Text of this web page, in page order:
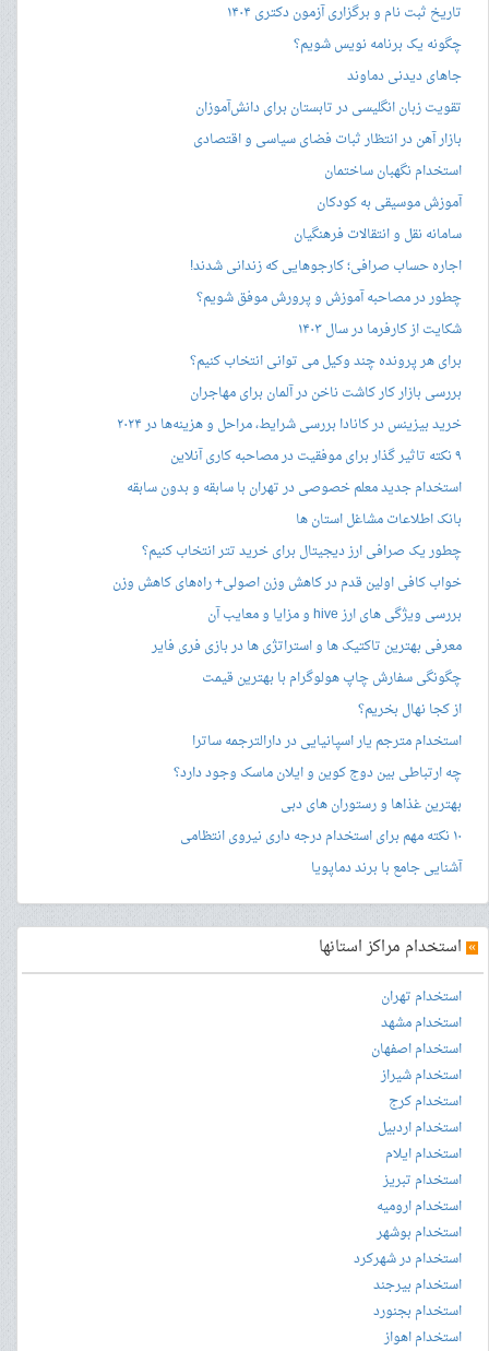
تاریخ ثبت نام و برگزاری آزمون دکتری ۱۴۰۴
چگونه یک برنامه نویس شویم؟
جاهای دیدنی دماوند
تقویت زبان انگلیسی در تابستان برای دانش‌آموزان
بازار آهن در انتظار ثبات فضای سیاسی و اقتصادی
استخدام نگهبان ساختمان
آموزش موسیقی به کودکان
سامانه نقل و انتقالات فرهنگیان
اجاره حساب صرافی؛ کارجوهایی که زندانی شدند!
چطور در مصاحبه‌ آموزش و پرورش موفق شویم؟
شکایت از کارفرما در سال ۱۴۰۳
برای هر پرونده چند وکیل می توانی انتخاب کنیم؟
بررسی بازار کار کاشت ناخن در آلمان برای مهاجران
خرید بیزینس در کانادا بررسی شرایط، مراحل و هزینه‌ها در ۲۰۲۴
۹ نکته تاثیر گذار برای موفقیت در مصاحبه کاری آنلاین
استخدام جدید معلم خصوصی در تهران با سابقه و بدون سابقه
بانک اطلاعات مشاغل استان ها
چطور یک صرافی ارز دیجیتال برای خرید تتر انتخاب کنیم؟
خواب کافی اولین قدم در کاهش وزن اصولی+ راه‌های کاهش وزن
بررسی ویژگی های ارز hive و مزایا و معایب آن
معرفی بهترین تاکتیک ها و استراتژی ها در بازی فری فایر
چگونگی سفارش چاپ هولوگرام با بهترین قیمت
از کجا نهال بخریم؟
استخدام مترجم یار اسپانیایی در دارالترجمه ساترا
چه ارتباطی بین دوج کوین و ایلان ماسک وجود دارد؟
بهترین غذاها و رستوران های دبی
۱۰ نکته مهم برای استخدام درجه داری نیروی انتظامی
آشنایی جامع با برند دماپویا
» استخدام مراکز استانها
استخدام تهران
استخدام مشهد
استخدام اصفهان
استخدام شیراز
استخدام کرج
استخدام اردبیل
استخدام ایلام
استخدام تبریز
استخدام ارومیه
استخدام بوشهر
استخدام در شهرکرد
استخدام بیرجند
استخدام بجنورد
استخدام اهواز